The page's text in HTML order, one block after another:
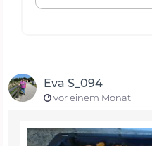
Eva S_094
vor einem Monat